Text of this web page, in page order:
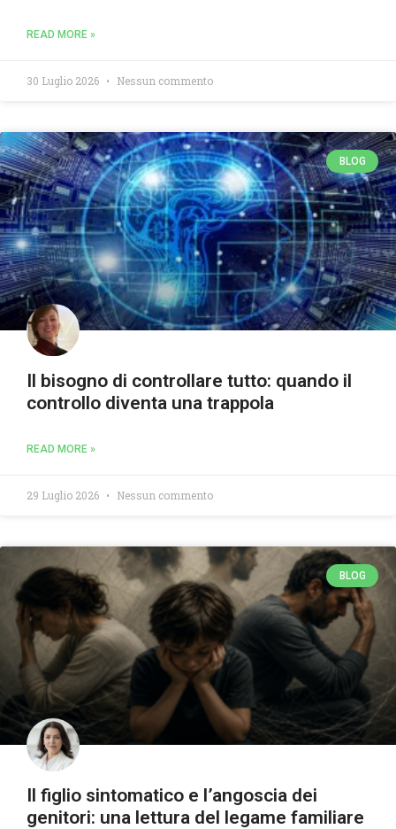
READ MORE »
30 Luglio 2026 Nessun commento
BLOG
Il bisogno di controllare tutto: quando il
controllo diventa una trappola
READ MORE »
29 Luglio 2026 Nessun commento
BLOG
Il figlio sintomatico e l’angoscia dei
genitori: una lettura del legame familiare